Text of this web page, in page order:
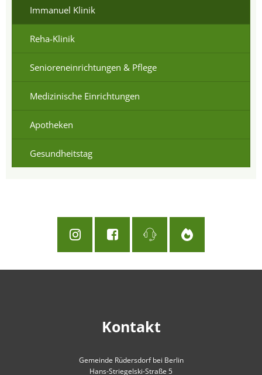
Immanuel Klinik
Reha-Klinik
Senioreneinrichtungen & Pflege
Medizinische Einrichtungen
Apotheken
Gesundheitstag
Kontakt
Gemeinde Rüdersdorf bei Berlin
Hans-Striegelski-Straße 5